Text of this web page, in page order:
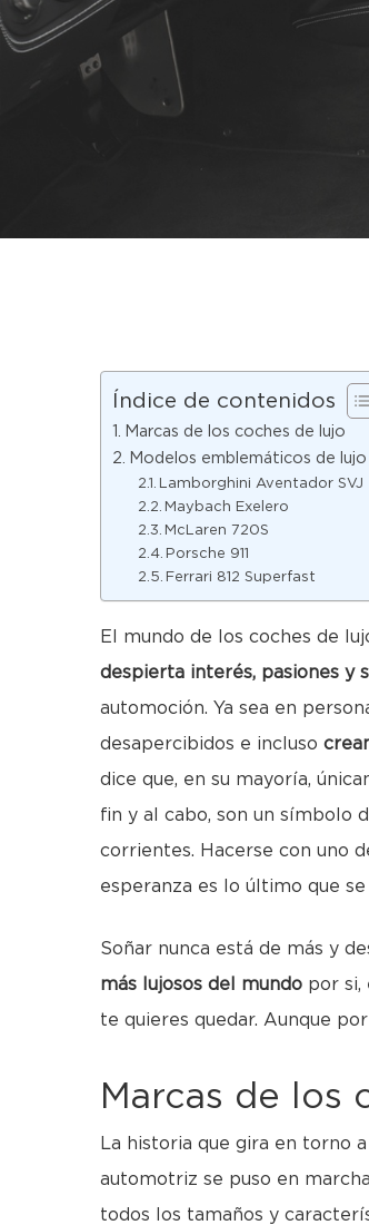
Hit enter to search or ESC to
Índice de contenidos
Marcas de los coches de lujo
Modelos emblemáticos de lujo
Lamborghini Aventador SVJ
Maybach Exelero
McLaren 720S
Porsche 911
Ferrari 812 Superfast
El mundo de los coches de
despierta interés, pasiones y
automoción. Ya sea en
desapercibidos e incluso
dice que, en su mayoría,
fin y al cabo, son un símbolo
corrientes. Hacerse con uno
esperanza es lo último que
Soñar nunca está de más y
más lujosos del mundo por si,
te quieres quedar. Aunque
Marcas de los
La historia que gira en torno
automotriz se puso en
todos los tamaños y